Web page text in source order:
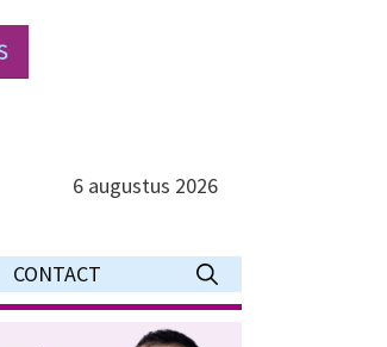
6 augustus 2026
CONTACT